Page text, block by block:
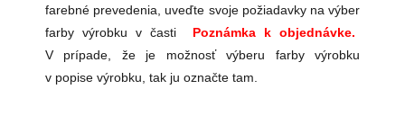
farebné prevedenia, uveďte svoje požiadavky na výber
farby výrobku v časti Poznámka k objednávke.
V prípade, že je možnosť výberu farby výrobku
v popise výrobku, tak ju označte tam.